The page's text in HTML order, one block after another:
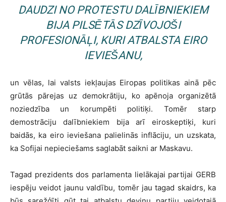
DAUDZI NO PROTESTU DALĪBNIEKIEM
BIJA PILSĒTĀS DZĪVOJOŠI
PROFESIONĀĻI, KURI ATBALSTA EIRO
IEVIEŠANU,
un vēlas, lai valsts iekļaujas Eiropas politikas ainā pēc
grūtās pārejas uz demokrātiju, ko apēnoja organizētā
noziedzība un korumpēti politiķi. Tomēr starp
demostrāciju dalībniekiem bija arī eiroskeptiķi, kuri
baidās, ka eiro ieviešana palielinās inflāciju, un uzskata,
ka Sofijai nepieciešams saglabāt saikni ar Maskavu.
Tagad prezidents dos parlamenta lielākajai partijai GERB
iespēju veidot jaunu valdību, tomēr jau tagad skaidrs, ka